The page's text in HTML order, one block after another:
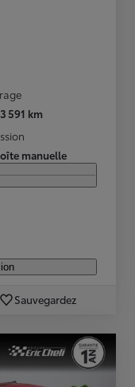
591 km
manuelle
Sauvegardez